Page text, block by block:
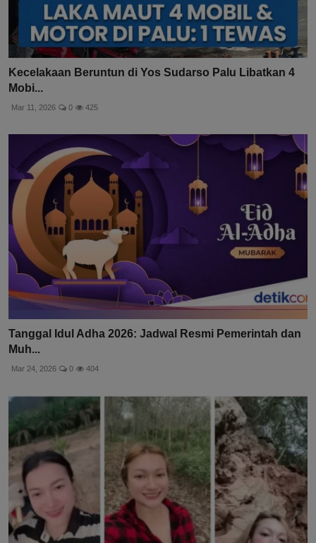
Kecelakaan Beruntun di Yos Sudarso Palu Libatkan 4
Mobi...
Mar 11, 2026 0 425
Tanggal Idul Adha 2026: Jadwal Resmi Pemerintah dan
Muh...
Mar 24, 2026 0 404